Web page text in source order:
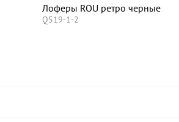
Лоферы ROU ретро черные
Q519-1-2